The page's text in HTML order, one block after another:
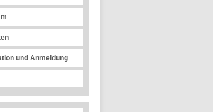
und Anmeldung